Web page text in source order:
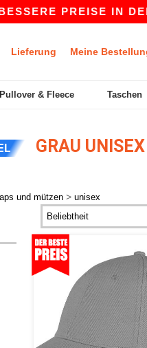
PREISE IN DER APP!
Lieferung Meine
Pullover & Fleece Taschen
GRAU
und mützen > unisex